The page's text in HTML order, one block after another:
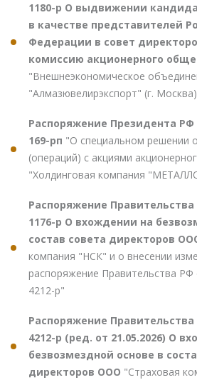
1180-р О выдвижении
в качестве представителей
Федерации в совет
комиссию акционерного
"Внешнеэкономическое
"Алмазювелирэкспорт" (г.
Распоряжение Президента РФ
169-рп "О специальном решении
(операций) с акциями
"Холдинговая компания
Распоряжение Правительства
1176-р О вхождении на
состав совета директоров
компания "НСК" и о внесении
распоряжение Правительства РФ
4212-р"
Распоряжение Правительства
4212-р (ред. от 21.05.2026) О
безвозмездной основе в
директоров ООО "Страховая